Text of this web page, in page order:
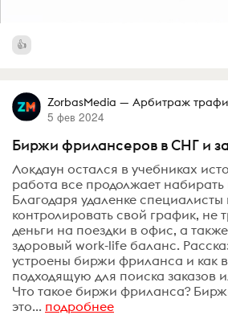
ZorbasMedia — Арбитраж
5 фев 2024
Биржи фрилансеров в СНГ и
Локдаун остался в учебниках
работа все продолжает набирать
Благодаря удаленке специалисты
контролировать свой график, не
деньги на поездки в офис, а
здоровый work-life баланс.
устроены биржи фриланса и как
подходящую для поиска заказов
Что такое биржи фриланса?
это... подробнее